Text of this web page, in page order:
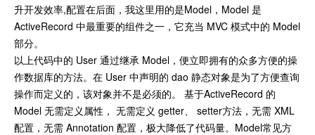
升开发效率,配置在后面，我这里用的是Model，Model 是
ActiveRecord 中最重要的组件之一，它充当 MVC 模式中的 Model
部分。
以上代码中的 User 通过继承 Model，便立即拥有的众多方便的操
作数据库的方法。在 User 中声明的 dao 静态对象是为了方便查询
操作而定义的，该对象并不是必须的。 基于ActiveRecord 的
Model 无需定义属性， 无需定义 getter、 setter方法，无需 XML
配置，无需 Annotation 配置，极大降低了代码量。Model常见方